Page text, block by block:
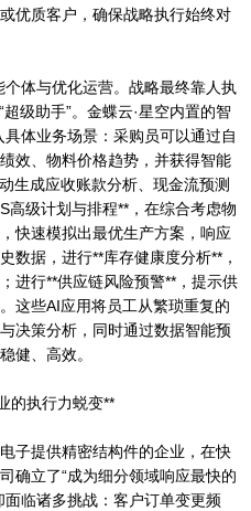
优质客户，确保战略执行始终对
体与优化运营。战略最终靠人执
级助手”。金蝶云·星空内置的智
体业务场景：采购员可以通过自
效、物料价格趋势，并获得智能
生成应收账款分析、现金流预测
高级计划与排程**，在综合考虑物
快速模拟出最优生产方案，响应
数据，进行**库存健康度分析**，
进行**供应链风险预警**，提示供
这些AI应用将员工从繁琐重复的
决策分析，同时通过数据智能预
健、高效。
的执行力蜕变**
子提供精密结构件的企业，在快
确立了“成为细分领域响应最快的
临诸多挑战：客户订单变更频